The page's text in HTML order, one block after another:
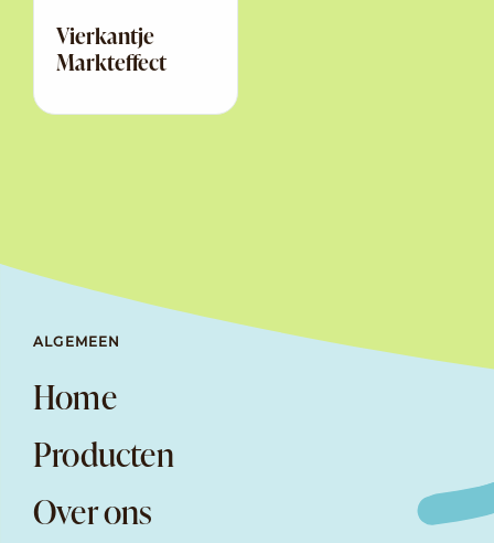
Vierkantje
Markteffect
ALGEMEEN
Home
Producten
Over ons